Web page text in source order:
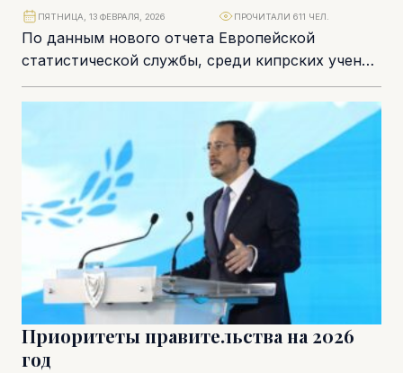
По данным нового отчета Европейской
статистической службы, среди кипрских ученых
и инженеров доля женщин составляет 42,3 %.
Это немного выше...
ПЯТНИЦА, 13 ФЕВРАЛЯ, 2026 ПРОЧИТАЛИ 611 ЧЕЛ.
Приоритеты правительства на 2026
год